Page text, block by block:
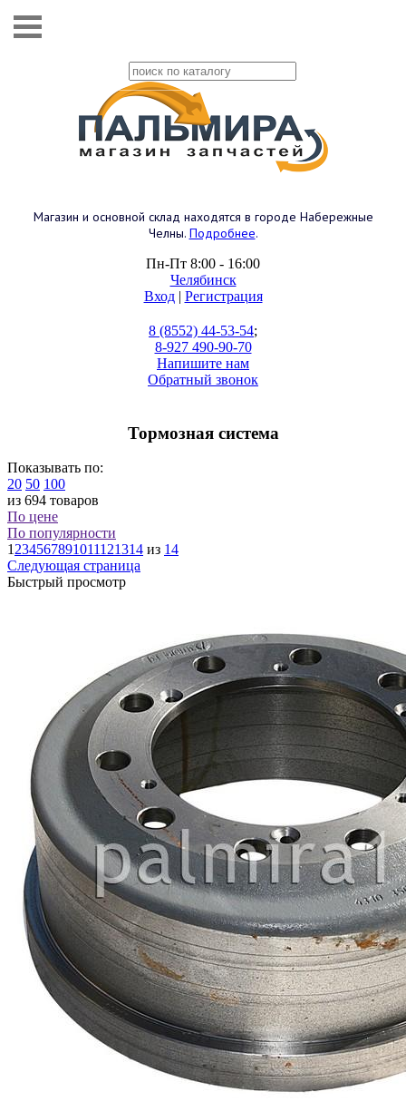
Магазин и основной склад находятся в городе Набережные
Челны. Подробнее.
Пн-Пт 8:00 - 16:00
Челябинск
Вход| Регистрация
8 (8552) 44-53-54;
8-927 490-90-70
Напишите нам
Обратный звонок
Тормозная система
Показывать по:
20 50 100
из 694 товаров
По цене
По популярности
1234567891011121314 из 14
Следующая страница
Быстрый просмотр